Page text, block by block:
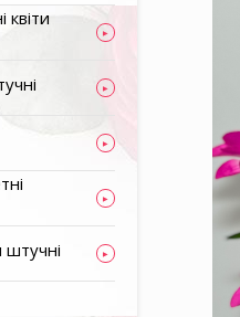
квіти
штучні